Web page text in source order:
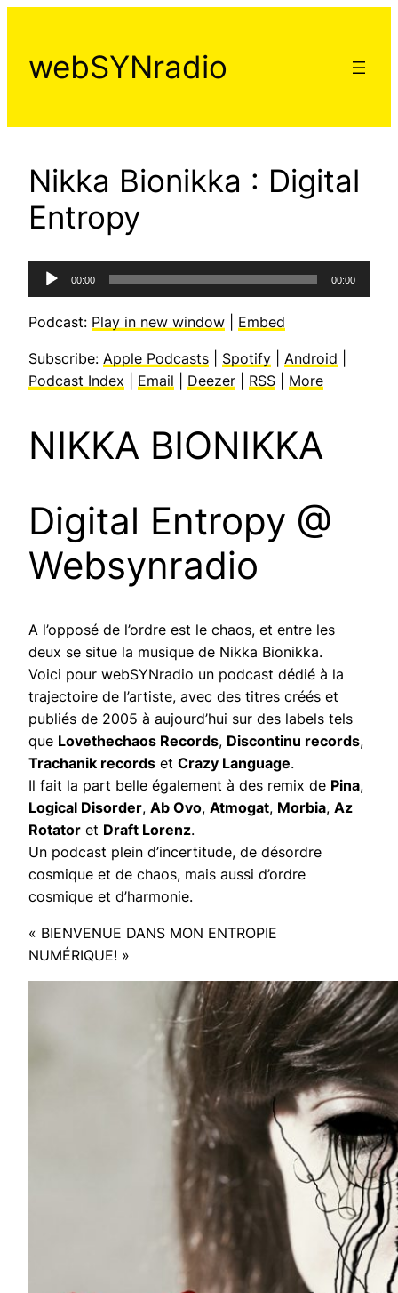
contenu
webSYNradio
Nikka Bionikka : Digital
Entropy
Lecteur
audio
00:00 00:00
Podcast: Play in new window Embed
Subscribe: Apple Podcasts Spotify Android
Podcast Index
Email Deezer RSS More
NIKKA BIONIKKA
Digital Entropy @
Websynradio
A l’opposé de l’ordre est le chaos, et entre les
deux se situe la musique de Nikka Bionikka.
Voici pour webSYNradio un podcast dédié à la
trajectoire de l’artiste, avec des titres créés et
publiés de 2005 à aujourd’hui sur des labels tels
que Lovethechaos Records, Discontinu records,
Trachanik records et Crazy Language.
Il fait la part belle également à des remix de Pina,
Logical Disorder, Ab Ovo, Atmogat, Morbia, Az
Rotator et Draft Lorenz.
Un podcast plein d’incertitude, de désordre
cosmique et de chaos, mais aussi d’ordre
cosmique et d’harmonie.
« BIENVENUE DANS MON ENTROPIE
NUMÉRIQUE! »